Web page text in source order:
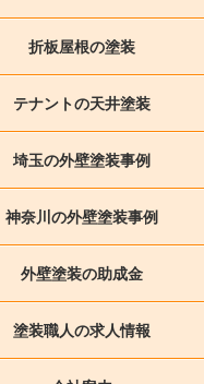
折板屋根の塗装
テナントの天井塗装
埼玉の外壁塗装事例
神奈川の外壁塗装事例
外壁塗装の助成金
塗装職人の求人情報